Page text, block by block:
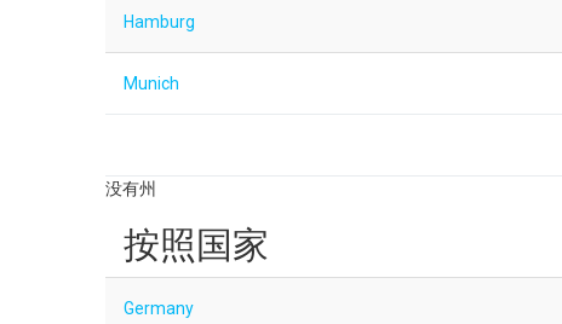
Hamburg
Munich
没有州
按照国家
Germany